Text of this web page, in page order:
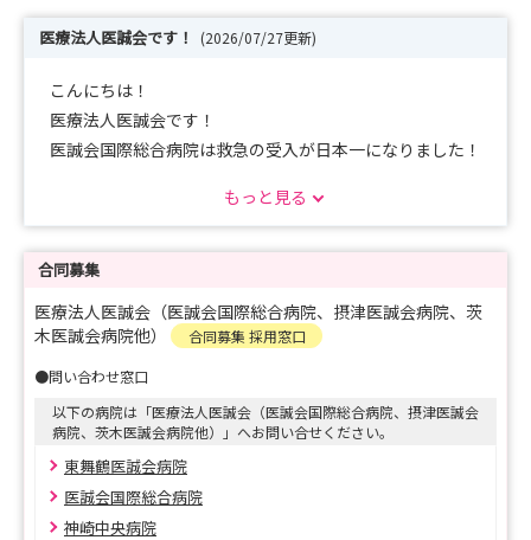
医療法人医誠会です！ (2026/07/27更新)
こんにちは！
医療法人医誠会です！
医誠会国際総合病院は救急の受入が日本一になりました！
業務の自動化・効率化、AIの活用など医療DXに力を入れ
忙しい中でも職員の働きやすさを追求しています。
是非一度ご参加ください！
また、2027年卒新卒看護師採用選考も引き続き行ってお
ります。
ご応募ください！
もっと見る
合同募集
医療法人医誠会（医誠会国際総合病院、摂津医誠会病院、茨
木医誠会病院他）
合同募集 採用窓口
●問い合わせ窓口
以下の病院は「医療法人医誠会（医誠会国際総合病院、摂津医誠会
病院、茨木医誠会病院他）」へお問い合せください。
東舞鶴医誠会病院
医誠会国際総合病院
神崎中央病院